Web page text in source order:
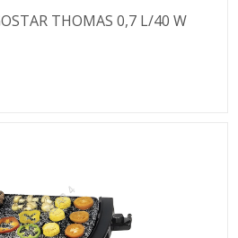
THOMAS 0,7 L/40 W